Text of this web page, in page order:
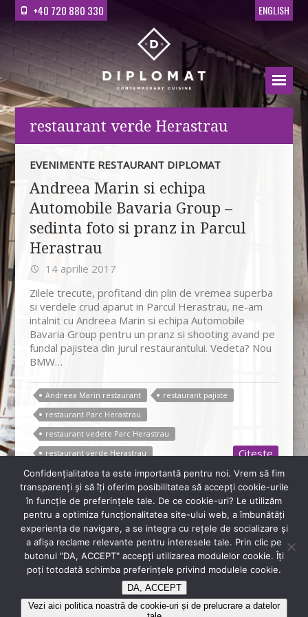
+40 720 880 330 ENGLISH
restaurant verde Herastrau
EVENIMENTE RESTAURANT DIPLOMAT
Andreea Marin si echipa
Automobile Bavaria Group –
sedinta foto si pranz in Parcul
Herastrau
14 aprilie 2017
Zilele trecute, profitand din plin de vremea superba
si verdele crud aparut in Parcul Herastrau, ne-am
intalnit cu Andreea Marin si echipa Automobile
Bavaria Group pentru un pranz si shooting avand pe
fundal pajistea din jurul restaurantului. Vedeta? Nou
BMW…
Andreea Marin restaurant
restaurant pajiste
restaurant Parc Herastrau
restaurant vedete Parc Herastrau
restaurant verde Herastrau
Citeste
+40 720 880 330
rsvp@diplomatclub.eu
Sos. Bucuresti-Ploiesti, Nr. 2B, București
Copyright © 2026Restaurant Diplomat
Confidenţialitatea ta este importantă pentru noi. Vrem să fim
transparenţi și să îţi oferim posibilitatea să accepţi cookie-urile
în funcţie de preferinţele tale. De ce cookie-uri? Le utilizăm
pentru a optimiza funcţionalitatea site-ului web, a îmbunătăţi
experienţa de navigare, a se integra cu reţele de socializare şi
a afişa reclame relevante pentru interesele tale. Prin clic pe
butonul "DA, ACCEPT" accepţi utilizarea modulelor cookie. Îţi
poţi totodată schimba preferinţele privind modulele cookie.
DA, ACCEPT
Vezi aici politica noastră de cookie-uri și de prelucrare a datelor